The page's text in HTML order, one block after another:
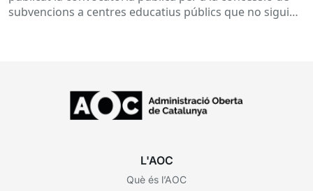
inserció, durant el curs 2026-2027
subvencions a centres educatius públics que no siguin
L'AOC
Què és l’AOC